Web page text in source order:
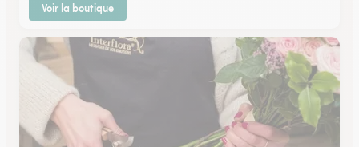
Voir la boutique